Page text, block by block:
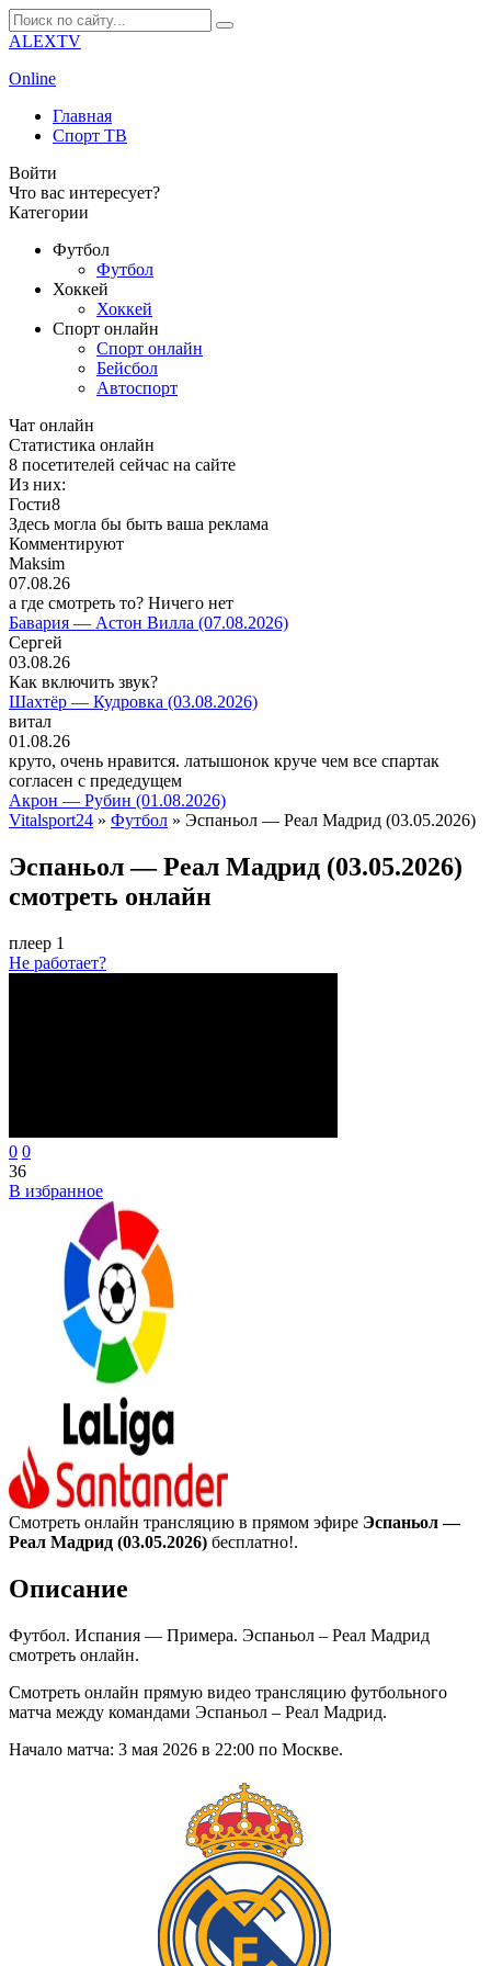
ALEXTV
Online
Главная
Спорт ТВ
Войти
Что вас интересует?
Категории
Футбол
Футбол
Хоккей
Хоккей
Спорт онлайн
Спорт онлайн
Бейсбол
Автоспорт
Чат онлайн
Cтатистика онлайн
8 посетителей сейчас на сайте
Из них:
Гости8
Здесь могла бы быть ваша реклама
Комментируют
Maksim
07.08.26
а где смотреть то? Ничего нет
Бавария — Астон Вилла (07.08.2026)
Сергей
03.08.26
Как включить звук?
Шахтёр — Кудровка (03.08.2026)
витал
01.08.26
круто, очень нравится. латышонок круче чем все спартак
согласен с предедущем
Акрон — Рубин (01.08.2026)
Vitalsport24 » Футбол » Эспаньол — Реал Мадрид (03.05.2026)
Эспаньол — Реал Мадрид (03.05.2026)
смотреть онлайн
плеер 1
Не работает?
0 0
36
В избранное
Смотреть онлайн трансляцию в прямом эфире Эспаньол —
Реал Мадрид (03.05.2026) бесплатно!.
Описание
Футбол. Испания — Примера. Эспаньол – Реал Мадрид
смотреть онлайн.
Смотреть онлайн прямую видео трансляцию футбольного
матча между командами Эспаньол – Реал Мадрид.
Начало матча: 3 мая 2026 в 22:00 по Москве.